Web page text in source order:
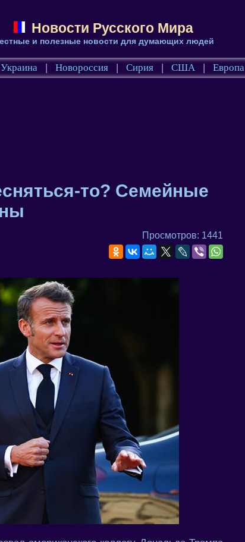
Новости Русского Мира
и полезные новости для думающих людей
Украина | Новороссия | Сирия | США | Европа
то? Семейные
Просмотров: 1441